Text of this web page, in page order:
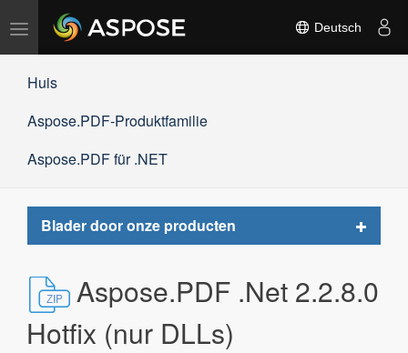
Navigation
umschalten
Deutsch
Huis
Aspose.PDF-Produktfamilie
Aspose.PDF für .NET
Blader door onze producten
Toggle
Aspose.PDF .Net 2.2.8.0
Hotfix (nur DLLs)